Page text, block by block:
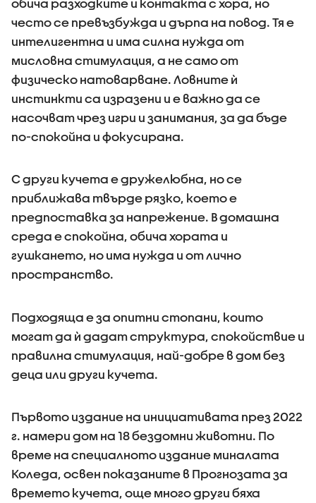
обича разходките и контакта с хора, но
често се превъзбужда и дърпа на повод. Тя е
интелигентна и има силна нужда от
мисловна стимулация, а не само от
физическо натоварване. Ловните ѝ
инстинкти са изразени и е важно да се
насочват чрез игри и занимания, за да бъде
по-спокойна и фокусирана.
С други кучета е дружелюбна, но се
приближава твърде рязко, което е
предпоставка за напрежение. В домашна
среда е спокойна, обича хората и
гушкането, но има нужда и от лично
пространство.
Подходяща е за опитни стопани, които
могат да ѝ дадат структура, спокойствие и
правилна стимулация, най-добре в дом без
деца или други кучета.
Първото издание на инициативата през 2022
г. намери дом на 18 бездомни животни. По
време на специалното издание миналата
Коледа, освен показаните в Прогнозата за
времето кучета, още много други бяха